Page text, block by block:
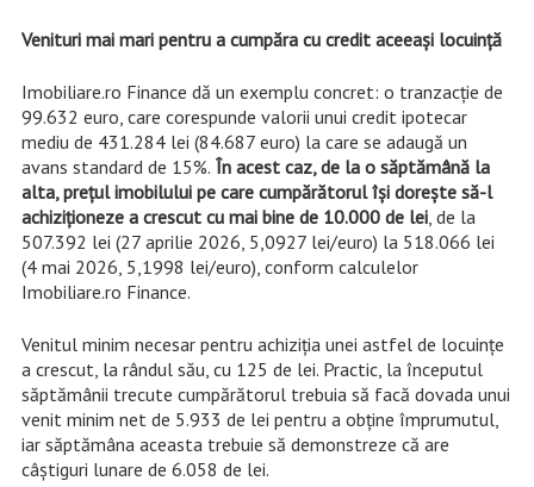
Venituri mai mari pentru a cumpăra cu credit aceeași locuință
Imobiliare.ro Finance dă un exemplu concret: o tranzacție de
99.632 euro, care corespunde valorii unui credit ipotecar
mediu de 431.284 lei (84.687 euro) la care se adaugă un
avans standard de 15%. În acest caz, de la o săptămână la
alta, prețul imobilului pe care cumpărătorul își dorește să-l
achiziționeze a crescut cu mai bine de 10.000 de lei, de la
507.392 lei (27 aprilie 2026, 5,0927 lei/euro) la 518.066 lei
(4 mai 2026, 5,1998 lei/euro), conform calculelor
Imobiliare.ro Finance.
Venitul minim necesar pentru achiziția unei astfel de locuințe
a crescut, la rândul său, cu 125 de lei. Practic, la începutul
săptămânii trecute cumpărătorul trebuia să facă dovada unui
venit minim net de 5.933 de lei pentru a obține împrumutul,
iar săptămâna aceasta trebuie să demonstreze că are
câștiguri lunare de 6.058 de lei.